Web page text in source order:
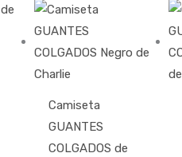
Camiseta
GUANTES
COLGADOS de